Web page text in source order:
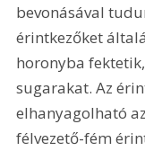
bevonásával
érintkezőket
horonyba
sugarakat. Az
elhanyagolható
félvezető-fém